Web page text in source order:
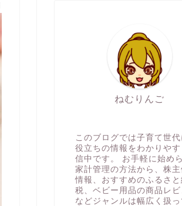
ねむりんご
このブログでは子育て世代
役立ちの情報をわかりやす
信中です。 お手軽に始め
家計管理の方法から、株主
情報、おすすめのふるさと
税、ベビー用品の商品レビ
などジャンルは幅広く扱っ